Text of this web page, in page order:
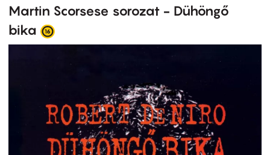
Martin Scorsese sorozat - Dühöngő
bika